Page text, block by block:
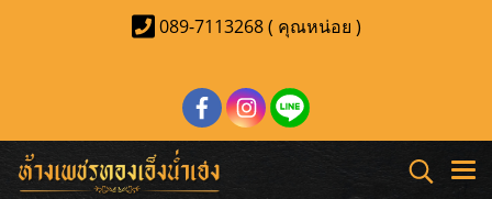
089-7113268 ( คุณหน่อย )